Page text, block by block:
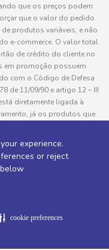
experience.
or reject
cookie preferences
que os preços podem
que o valor do pedido
produtos variáveis; e não
e-commerce. O valor total
de crédito do cliente no
em promoção possuem
com o Código de Defesa
de 11/09/90 e artigo 12 – III
diretamente ligada à
já os produtos que
o valor do item não será
podendo haver
pedidos estão sujeitos à